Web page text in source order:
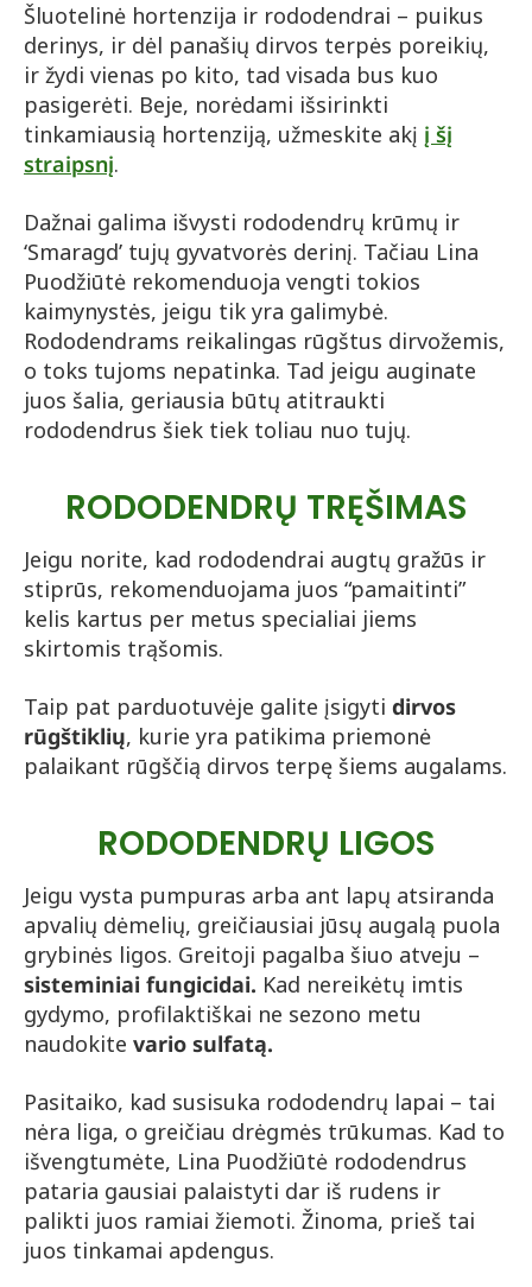
Šluotelinė hortenzija ir rododendrai – puikus
derinys, ir dėl panašių dirvos terpės poreikių,
ir žydi vienas po kito, tad visada bus kuo
pasigerėti. Beje, norėdami išsirinkti
tinkamiausią hortenziją, užmeskite akį į šį
straipsnį.
Dažnai galima išvysti rododendrų krūmų ir
‘Smaragd’ tujų gyvatvorės derinį. Tačiau Lina
Puodžiūtė rekomenduoja vengti tokios
kaimynystės, jeigu tik yra galimybė.
Rododendrams reikalingas rūgštus dirvožemis,
o toks tujoms nepatinka. Tad jeigu auginate
juos šalia, geriausia būtų atitraukti
rododendrus šiek tiek toliau nuo tujų.
RODODENDRŲ TRĘŠIMAS
Jeigu norite, kad rododendrai augtų gražūs ir
stiprūs, rekomenduojama juos “pamaitinti”
kelis kartus per metus specialiai jiems
skirtomis trąšomis.
Taip pat parduotuvėje galite įsigyti dirvos
rūgštiklių, kurie yra patikima priemonė
palaikant rūgščią dirvos terpę šiems augalams.
RODODENDRŲ LIGOS
Jeigu vysta pumpuras arba ant lapų atsiranda
apvalių dėmelių, greičiausiai jūsų augalą puola
grybinės ligos. Greitoji pagalba šiuo atveju –
sisteminiai fungicidai. Kad nereikėtų imtis
gydymo, profilaktiškai ne sezono metu
naudokite vario sulfatą.
Pasitaiko, kad susisuka rododendrų lapai – tai
nėra liga, o greičiau drėgmės trūkumas. Kad to
išvengtumėte, Lina Puodžiūtė rododendrus
pataria gausiai palaistyti dar iš rudens ir
palikti juos ramiai žiemoti. Žinoma, prieš tai
juos tinkamai apdengus.